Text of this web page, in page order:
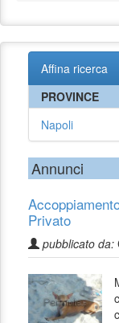
Affina ricerca
PROVINCE
Napoli
Annunci
Privato
pubblicato da: